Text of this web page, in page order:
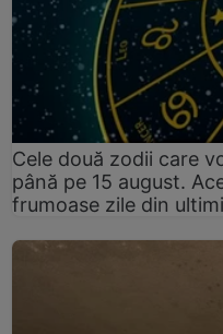
Cele două zodii care
până pe 15 august.
frumoase zile din